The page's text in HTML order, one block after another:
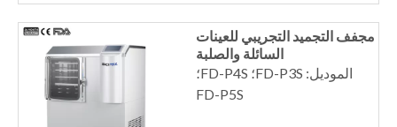
مجفف التجميد التجريبي للعينات
السائلة والصلبة
الموديل: FD-P3S؛ FD-P4S؛
FD-P5S